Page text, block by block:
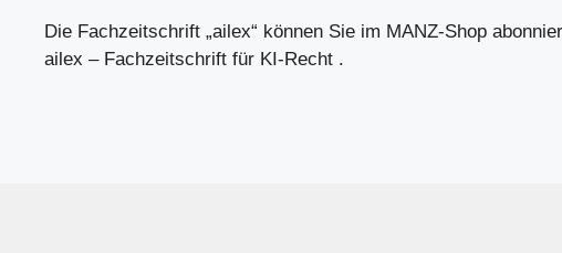
Die Fachzeitschrift „ailex“ können Sie im MANZ-Shop
ailex – Fachzeitschrift für KI-Recht .